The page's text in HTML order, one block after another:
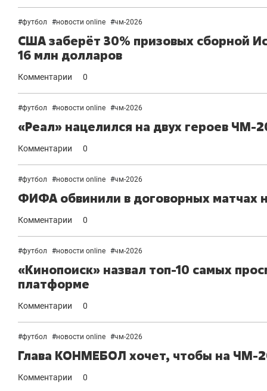
#футбол #новости online #чм-2026
США заберёт 30% призовых сборной
16 млн долларов
Комментарии 0
#футбол #новости online #чм-2026
«Реал» нацелился на двух героев ЧМ-
Комментарии 0
#футбол #новости online #чм-2026
ФИФА обвинили в договорных матчах
Комментарии 0
#футбол #новости online #чм-2026
«Кинопоиск» назвал топ-10 самых
платформе
Комментарии 0
#футбол #новости online #чм-2026
Глава КОНМЕБОЛ хочет, чтобы на ЧМ-
Комментарии 0